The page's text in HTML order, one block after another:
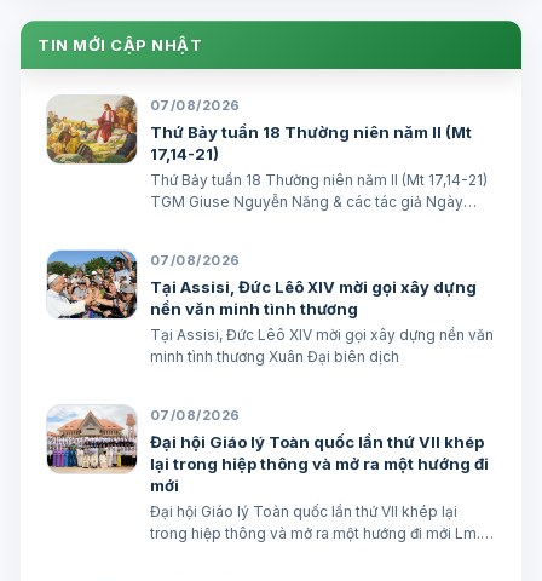
TIN MỚI CẬP NHẬT
07/08/2026
Thứ Bảy tuần 18 Thường niên năm II (Mt
17,14-21)
Thứ Bảy tuần 18 Thường niên năm II (Mt 17,14-21)
TGM Giuse Nguyễn Năng & các tác giả Ngày
(Mt 17,16) BÀI ĐỌC I (năm II): Kb 1, 12…
07/08/2026
Tại Assisi, Đức Lêô XIV mời gọi xây dựng
nền văn minh tình thương
Tại Assisi, Đức Lêô XIV mời gọi xây dựng nền văn
minh tình thương Xuân Đại biên dịch
07/08/2026
Đại hội Giáo lý Toàn quốc lần thứ VII khép
lại trong hiệp thông và mở ra một hướng đi
mới
Đại hội Giáo lý Toàn quốc lần thứ VII khép lại
trong hiệp thông và mở ra một hướng đi mới Lm.